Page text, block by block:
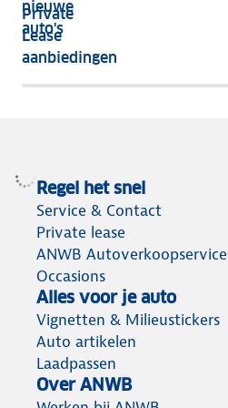
Private
Lease
aanbiedingen
nog
het
meeste
nieuwe
auto's
Regel het snel
Service & Contact
Private lease
ANWB Autoverkoopservice
Occasions
Alles voor je auto
Vignetten & Milieustickers
Auto artikelen
Laadpassen
Over ANWB